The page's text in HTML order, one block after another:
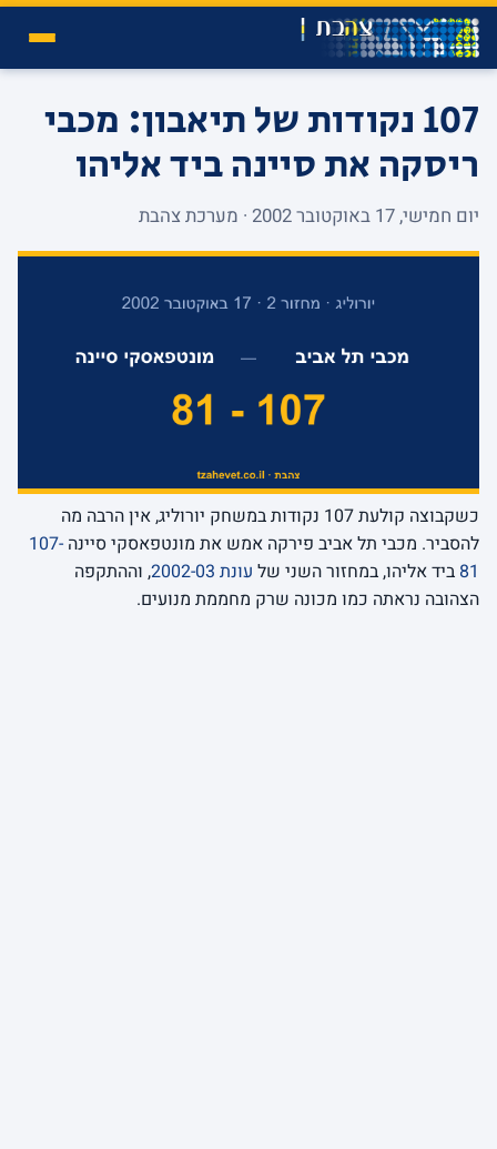
107 נקודות של תיאבון: מכבי
ריסקה את סיינה ביד אליהו
יום חמישי, 17 באוקטובר 2002 · מערכת צהבת
כשקבוצה קולעת 107 נקודות במשחק יורוליג, אין הרבה מה
להסביר. מכבי תל אביב פירקה אמש את מונטפאסקי סיינה 107-
81 ביד אליהו, במחזור השני של עונת 2002-03
, וההתקפה
הצהובה נראתה כמו מכונה שרק מחממת מנועים.